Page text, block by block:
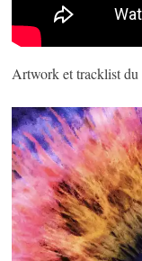
Artwork et tracklist